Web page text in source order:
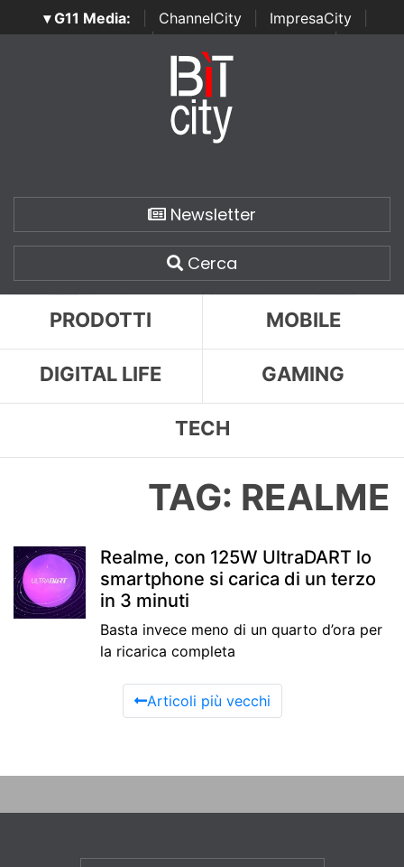
▾ G11 Media: ChannelCity ImpresaCity
SecurityOpenLab | Italian Channel Awards | Italian
Italian Security Awards
Newsletter
Cerca
PRODOTTI MOBILE
DIGITAL LIFE GAMING
TECH
TAG: REALME
Realme, con 125W UltraDART lo
smartphone si carica di un terzo
in 3 minuti
Basta invece meno di un quarto d’ora per
la ricarica completa
Articoli più vecchi